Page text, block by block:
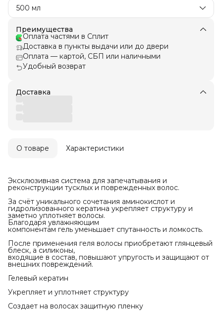
500 мл
Преимущества
Оплата частями в Сплит
Доставка в пункты выдачи или до двери
Оплата — картой, СБП или наличными
Удобный возврат
Доставка
О товаре Характеристики
Эксклюзивная система для запечатывания и
реконструкции тусклых и поврежденных волос.
За счёт уникального сочетания аминокислот и
гидролизованного кератина укрепляет структуру и
заметно уплотняет волосы.
Благодаря увлажняющим
компонентам гель уменьшает спутанность и ломкость.
После применения геля волосы приобретают глянцевый
блеск, а силиконы,
входящие в состав, повышают упругость и защищают от
внешних повреждений.
Гелевый кератин
Укрепляет и уплотняет структуру
Создает на волосах защитную пленку